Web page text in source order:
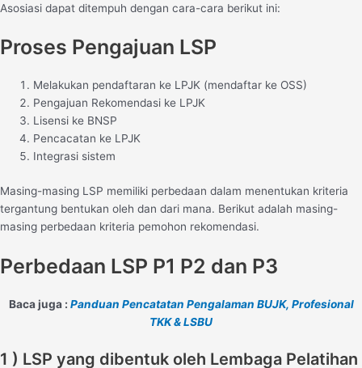
Asosiasi dapat ditempuh dengan cara-cara berikut ini:
Proses Pengajuan LSP
Melakukan pendaftaran ke LPJK (mendaftar ke OSS)
Pengajuan Rekomendasi ke LPJK
Lisensi ke BNSP
Pencacatan ke LPJK
Integrasi sistem
Masing-masing LSP memiliki perbedaan dalam menentukan kriteria
tergantung bentukan oleh dan dari mana. Berikut adalah masing-
masing perbedaan kriteria pemohon rekomendasi.
Perbedaan LSP P1 P2 dan P3
Baca juga : Panduan Pencatatan Pengalaman BUJK, Profesional
TKK & LSBU
1 ) LSP yang dibentuk oleh Lembaga Pelatihan